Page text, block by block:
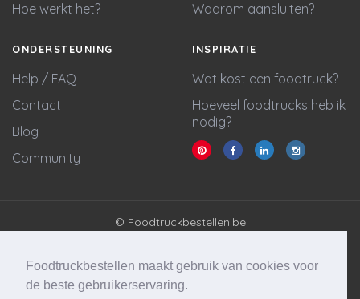
Foodtruckbestellen maakt gebruik van cookies voor
de beste gebruikerservaring.
Hoe werkt het?
Waarom aansluiten?
ONDERSTEUNING
Help / FAQ
Contact
Blog
Community
INSPIRATIE
Wat kost een foodtruck?
Hoeveel foodtrucks heb ik
nodig?
© Foodtruckbestellen.be
Cookie statement